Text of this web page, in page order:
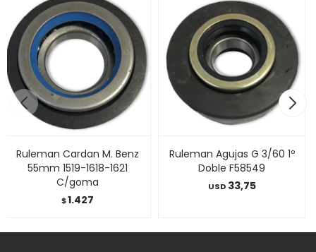
Ruleman Cardan M. Benz
55mm 1519-1618-1621
C/goma
$1.427
Ruleman Agujas G 3/60 1º
Doble F58549
USD 33,75